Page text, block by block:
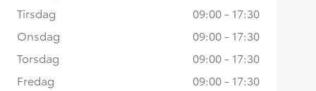
Tirsdag
09:00 - 17:30
Onsdag
09:00 - 17:30
Torsdag
09:00 - 17:30
Fredag
09:00 - 17:30